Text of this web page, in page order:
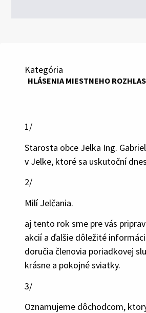
Kategória
HLÁSENIA MIESTNEHO
1/
Starosta obce Jelka Ing.
v Jelke, ktoré sa uskutoční
2/
Milí Jelčania.
aj tento rok sme pre vás
akcií a ďalšie dôležité
doručia členovia poriadkovej
krásne a pokojné sviatky.
3/
Oznamujeme dôchodcom,